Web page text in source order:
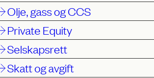
Olje, gass og CCS
Private Equity
Selskapsrett
Skatt og avgift